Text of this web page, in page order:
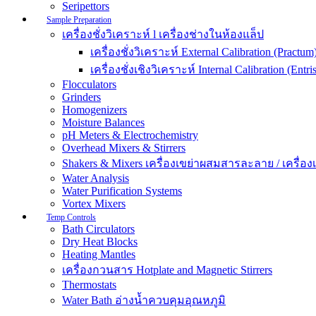
Seripettors
Sample Preparation
เครื่องชั่งวิเคราะห์ l เครื่องช่างในห้องแล็ป
เครื่องชั่งวิเคราะห์ External Calibration
เครื่องชั่งเชิงวิเคราะห์ Internal Calibration
Flocculators
Grinders
Homogenizers
Moisture Balances
pH Meters & Electrochemistry
Overhead Mixers & Stirrers
Shakers & Mixers เครื่องเขย่าผสมสารละลาย / เครื่อง
Water Analysis
Water Purification Systems
Vortex Mixers
Temp Controls
Bath Circulators
Dry Heat Blocks
Heating Mantles
เครื่องกวนสาร Hotplate and Magnetic Stirrers
Thermostats
Water Bath อ่างน้ำควบคุมอุณหภูมิ